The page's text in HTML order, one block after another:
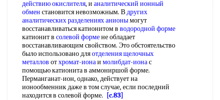
действию окислителя, и аналитический ионный
обмен становится невозможным. Вдругих
аналитическихразделениях анионымогут
восстанавливаться катионитом в водородной форме
катионит в солевой формене обладает
восстанавливающим свойством. Это обстоятельство
было использовано дляотделения щелочных
металлов отхромат-ионаи молибдат-ионас
помощью катионита в аммониршой форме.
Перманганат-ион, однако, действует на
ионообменник даже в том случае, если последний
находится в солевой форме.
[c.83]